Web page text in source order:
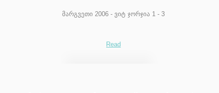
მარგვეთი 2006 - ვიტ ჯორჯია 1 - 3
Read